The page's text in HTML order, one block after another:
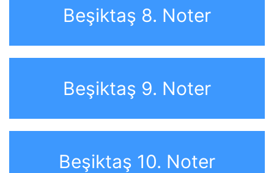
Beşiktaş 8. Noter
Beşiktaş 9. Noter
Beşiktaş 10. Noter